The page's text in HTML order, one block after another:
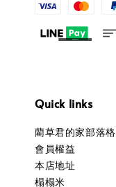
Quick links
藺草君的家部落格
會員權益
本店地址
榻榻米